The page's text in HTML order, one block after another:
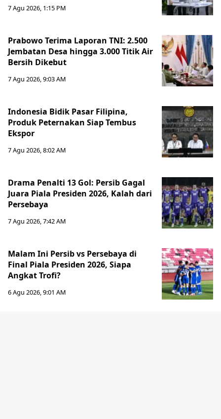
7 Agu 2026, 1:15 PM
Prabowo Terima Laporan TNI: 2.500
Jembatan Desa hingga 3.000 Titik Air
Bersih Dikebut
7 Agu 2026, 9:03 AM
Indonesia Bidik Pasar Filipina,
Produk Peternakan Siap Tembus
Ekspor
7 Agu 2026, 8:02 AM
Drama Penalti 13 Gol: Persib Gagal
Juara Piala Presiden 2026, Kalah dari
Persebaya
7 Agu 2026, 7:42 AM
Malam Ini Persib vs Persebaya di
Final Piala Presiden 2026, Siapa
Angkat Trofi?
6 Agu 2026, 9:01 AM